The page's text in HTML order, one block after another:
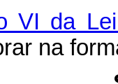
VI da
na